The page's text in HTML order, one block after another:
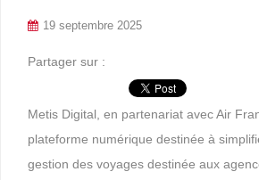
19 septembre 2025
Partager sur :
Metis Digital, en partenariat avec Air
plateforme numérique destinée à
gestion des voyages destinée aux